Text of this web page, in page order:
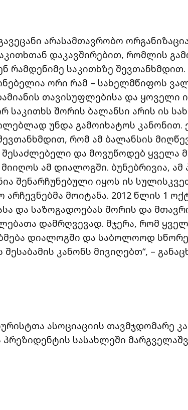
არასამთავრობო
დაკავშირებით, რომლის
რამდენიმე საკითხზე
ორი რამ – სახელმწიფოს
თავისუფლებისა და ყოველი
საკითხს შორის ბალანსი არის ის
უნდა გამოიხატოს კანონით.
რომ ამ ბალანსის
და მოვუწოდებ ყველა
ამ დიალოგში. ბუნებრივია,
შენარჩუნებული იყოს ის
არჩევნებმა მოიტანა. 2012 წლის 1
და საზოგადოებას შორის და
დამრღვევად. მჯერა, რომ
დიალოგში და საბოლოოდ
კანონს მივიღებთ“, –
ასოციაციის თავმჯდომარე
სასახლეში